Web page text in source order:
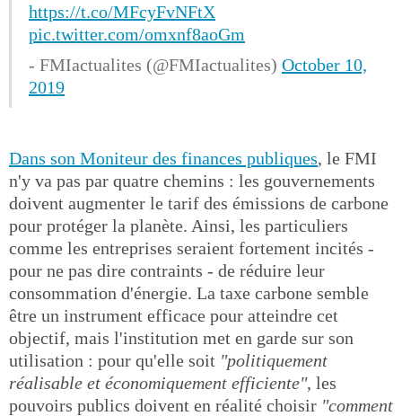
https://t.co/MFcyFvNFtX
pic.twitter.com/omxnf8aoGm
- FMIactualites (@FMIactualites) October 10,
2019
Dans son Moniteur des finances publiques, le FMI
n'y va pas par quatre chemins : les gouvernements
doivent augmenter le tarif des émissions de carbone
pour protéger la planète. Ainsi, les particuliers
comme les entreprises seraient fortement incités -
pour ne pas dire contraints - de réduire leur
consommation d'énergie. La taxe carbone semble
être un instrument efficace pour atteindre cet
objectif, mais l'institution met en garde sur son
utilisation : pour qu'elle soit "politiquement
réalisable et économiquement efficiente", les
pouvoirs publics doivent en réalité choisir "comment